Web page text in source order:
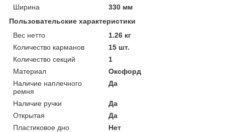
Ширина
330 мм
Пользовательские характеристики
Вес нетто
1.26 кг
Количество карманов
15 шт.
Количество секций
1
Материал
Оксфорд
Наличие наплечного
ремня
Да
Наличие ручки
Да
Открытая
Да
Пластиковое дно
Нет